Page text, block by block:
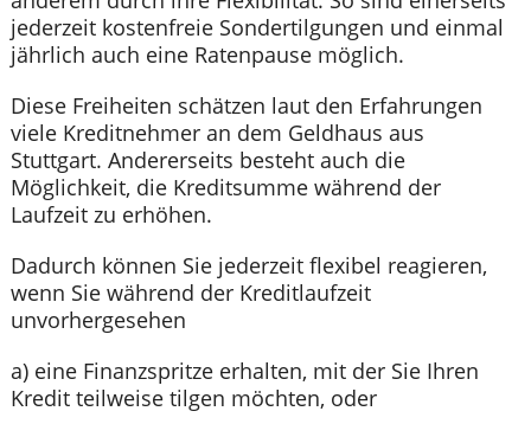
jederzeit kostenfreie Sondertilgungen und einmal
jährlich auch eine Ratenpause möglich.
Diese Freiheiten schätzen laut den Erfahrungen
viele Kreditnehmer an dem Geldhaus aus
Stuttgart. Andererseits besteht auch die
Möglichkeit, die Kreditsumme während der
Laufzeit zu erhöhen.
Dadurch können Sie jederzeit flexibel reagieren,
wenn Sie während der Kreditlaufzeit
unvorhergesehen
a) eine Finanzspritze erhalten, mit der Sie Ihren
Kredit teilweise tilgen möchten, oder